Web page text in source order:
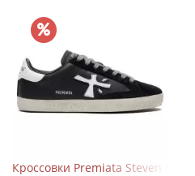
Кроссовки Premiata Steven Black